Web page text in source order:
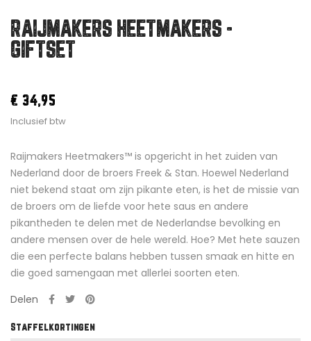
RAIJMAKERS HEETMAKERS -
GIFTSET
€ 34,95
Inclusief btw
Raijmakers Heetmakers™ is opgericht in het zuiden van
Nederland door de broers Freek & Stan. Hoewel Nederland
niet bekend staat om zijn pikante eten, is het de missie van
de broers om de liefde voor hete saus en andere
pikantheden te delen met de Nederlandse bevolking en
andere mensen over de hele wereld. Hoe? Met hete sauzen
die een perfecte balans hebben tussen smaak en hitte en
die goed samengaan met allerlei soorten eten.
Delen
Staffelkortingen